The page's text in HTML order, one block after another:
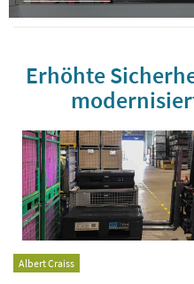
Erhöhte
Albert Craiss